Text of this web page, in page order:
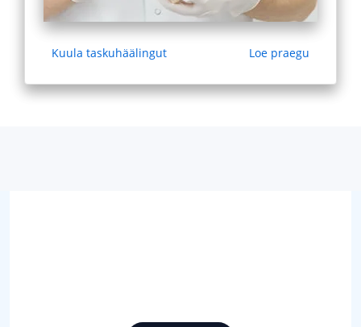
Kuula taskuhäälingut Loe praegu